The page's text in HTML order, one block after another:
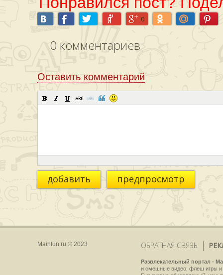
0
0 комментариев
Оставить комментарий
добавить предпросмотр
Mainfun.ru © 2023 ОБРАТНАЯ СВЯЗЬ
Развлекательный портал -
и смешные видео, флеш игры и